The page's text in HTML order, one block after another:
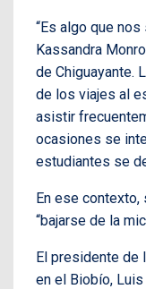
“Es algo que
Kassandra
de Chiguayante.
de los viajes al
asistir
ocasiones se
estudiantes se
En ese
“bajarse de la
El presidente de
en el Biobío,